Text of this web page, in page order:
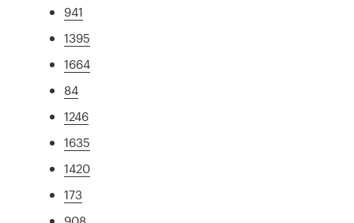
941
1395
1664
84
1246
1635
1420
173